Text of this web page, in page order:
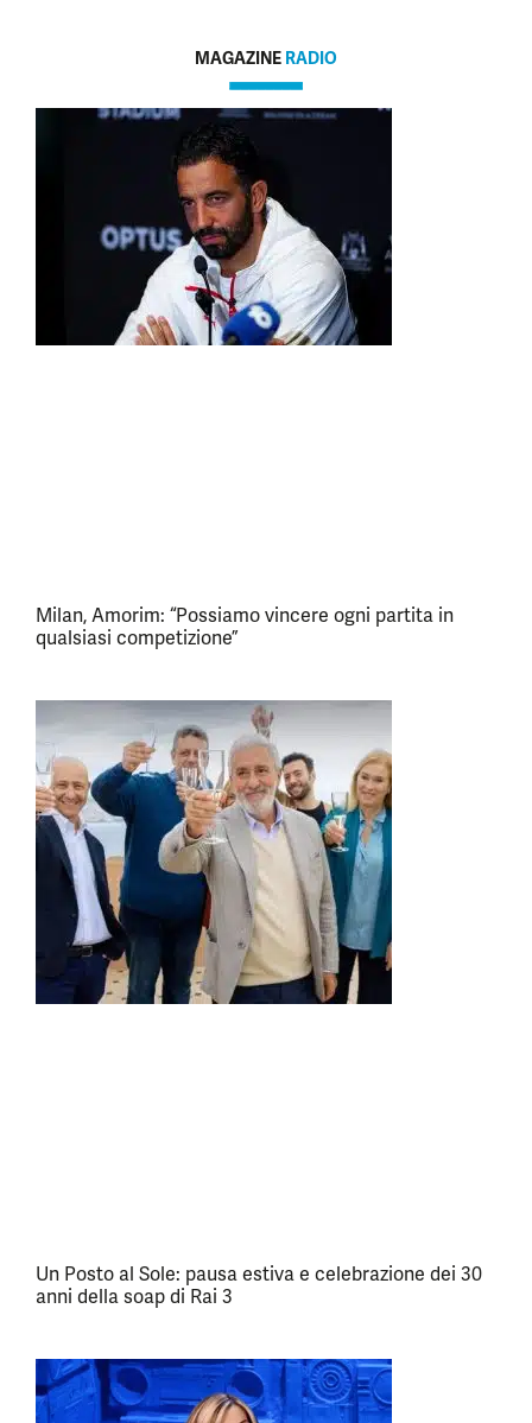
MAGAZINE RADIO
Milan, Amorim: “Possiamo vincere ogni partita in
qualsiasi competizione”
Un Posto al Sole: pausa estiva e celebrazione dei 30
anni della soap di Rai 3